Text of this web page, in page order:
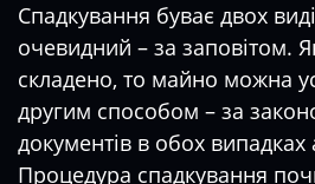
Спадкування буває двох
очевидний – за заповітом.
складено, то майно можна
другим способом – за
документів в обох випадках
Процедура спадкування